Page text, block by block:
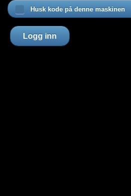
Husk kode på denne maskinen
Logg inn